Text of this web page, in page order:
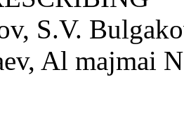
S.V.
Al majmai